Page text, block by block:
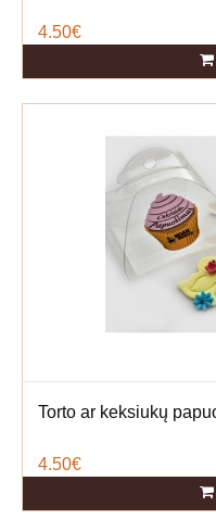
4.50€
Torto ar keksiukų
4.50€